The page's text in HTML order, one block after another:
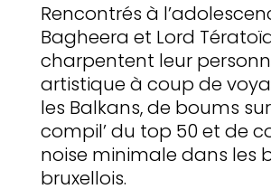
Rencontrés à
Bagheera et Lord
charpentent leur
artistique à coup de
les Balkans, de boums
compil’ du top 50 et de
noise minimale dans les
bruxellois.